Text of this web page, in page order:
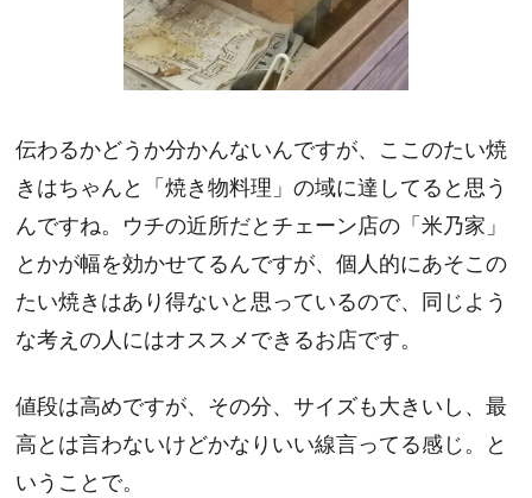
伝わるかどうか分かんないんですが、ここのたい焼
きはちゃんと「焼き物料理」の域に達してると思う
んですね。ウチの近所だとチェーン店の「米乃家」
とかが幅を効かせてるんですが、個人的にあそこの
たい焼きはあり得ないと思っているので、同じよう
な考えの人にはオススメできるお店です。
値段は高めですが、その分、サイズも大きいし、最
高とは言わないけどかなりいい線言ってる感じ。と
いうことで。